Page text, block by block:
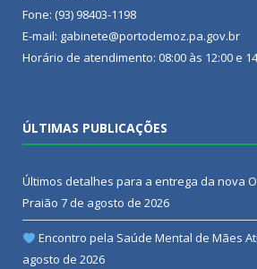
Fone: (93) 98403-1198
E-mail: gabinete@portodemoz.pa.gov.br
Horário de atendimento: 08:00 às 12:00 e
ÚLTIMAS PUBLICAÇÕES
Últimos detalhes para a entrega da nova
Praião 7 de agosto de 2026
Encontro pela Saúde Mental de Mães
agosto de 2026